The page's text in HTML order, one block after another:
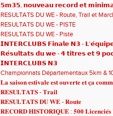
𝟱𝗺𝟯𝟱, 𝗻𝗼𝘂𝘃𝗲𝗮𝘂 𝗿𝗲𝗰𝗼𝗿𝗱 𝗲𝘁
𝗖𝗵𝗮𝗺𝗽𝗶𝗼𝗻𝗻𝗮𝘁𝘀 𝗱𝘂 𝗠𝗼𝗻𝗱𝗲 𝗨𝟮𝟬
RESULTATS DU WE - Route, Trail et
RESULTATS DU WE - PISTE
RESULTATS DU WE - Piste
𝗜𝗡𝗧𝗘𝗥𝗖𝗟𝗨𝗕𝗦 𝗙𝗶𝗻𝗮𝗹𝗲 𝗡𝟯 -
𝟯𝟮𝟰𝟮𝟳𝗽𝘁𝘀
𝗥𝗲́𝘀𝘂𝗹𝘁𝗮𝘁𝘀 𝗱𝘂 𝘄𝗲 - 𝟰 𝘁𝗶𝘁𝗿𝗲𝘀 𝗲𝘁 𝟵
𝗜𝗡𝗧𝗘𝗥𝗖𝗟𝗨𝗕𝗦 𝗡𝟯
Championnats Départementaux 5km &
de bronze et un max de plaisir pour tous !
𝐋𝐚 𝐬𝐚𝐢𝐬𝐨𝐧 𝐞𝐬𝐭𝐢𝐯𝐚𝐥𝐞 𝐞𝐬𝐭 𝐨𝐮𝐯𝐞𝐫𝐭𝐞 𝐞𝐭 𝐜̧𝐚
𝐑𝐄𝐒𝐔𝐋𝐓𝐀𝐓𝐒 - 𝐓𝐫𝐚𝐢𝐥
𝐑𝐄𝐒𝐔𝐋𝐓𝐀𝐓𝐒 𝐃𝐔 𝐖𝐄 - 𝐑𝐨𝐮𝐭𝐞
𝐑𝐄𝐂𝐎𝐑𝐃 𝐇𝐈𝐒𝐓𝐎𝐑𝐈𝐐𝐔𝐄 : 𝟓𝟎𝟎 𝐋𝐢𝐜𝐞𝐧𝐜𝐢𝐞́𝐬